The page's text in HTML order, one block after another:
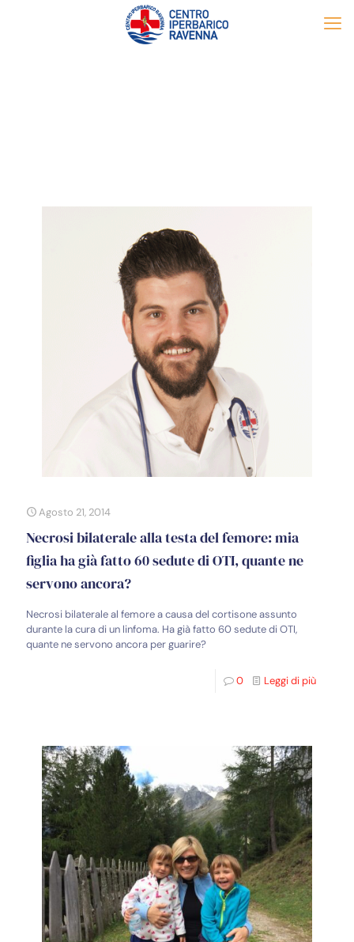
Agosto 21, 2014
Necrosi bilaterale alla testa del femore: mia
figlia ha già fatto 60 sedute di OTI, quante ne
servono ancora?
Necrosi bilaterale al femore a causa del cortisone assunto
durante la cura di un linfoma. Ha già fatto 60 sedute di OTI,
quante ne servono ancora per guarire?
0 Leggi di più